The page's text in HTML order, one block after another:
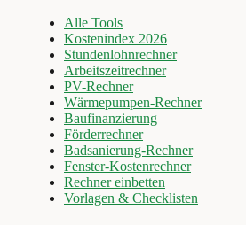
Alle Tools
Kostenindex 2026
Stundenlohnrechner
Arbeitszeitrechner
PV-Rechner
Wärmepumpen-Rechner
Baufinanzierung
Förderrechner
Badsanierung-Rechner
Fenster-Kostenrechner
Rechner einbetten
Vorlagen & Checklisten